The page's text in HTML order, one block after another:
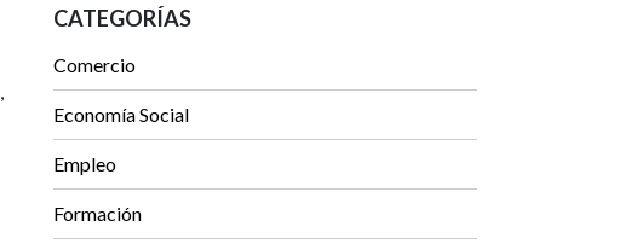
CATEGORÍAS
Comercio
Economía Social
Empleo
Formación